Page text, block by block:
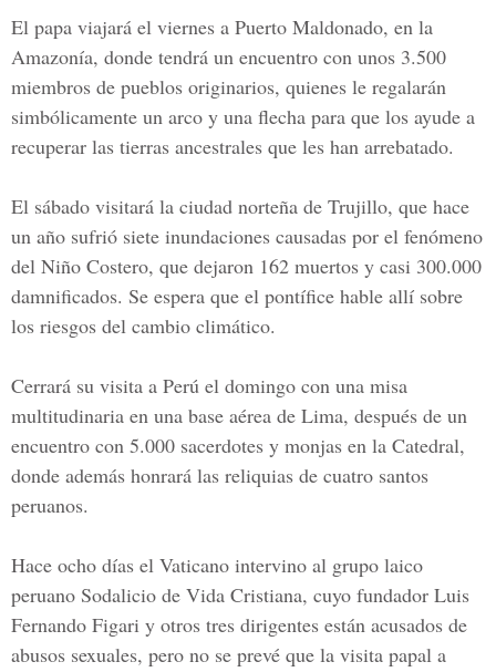
El papa viajará el viernes a Puerto Maldonado, en la
Amazonía, donde tendrá un encuentro con unos 3.500
miembros de pueblos originarios, quienes le regalarán
simbólicamente un arco y una flecha para que los ayude a
recuperar las tierras ancestrales que les han arrebatado.
El sábado visitará la ciudad norteña de Trujillo, que hace
un año sufrió siete inundaciones causadas por el fenómeno
del Niño Costero, que dejaron 162 muertos y casi 300.000
damnificados. Se espera que el pontífice hable allí sobre
los riesgos del cambio climático.
Cerrará su visita a Perú el domingo con una misa
multitudinaria en una base aérea de Lima, después de un
encuentro con 5.000 sacerdotes y monjas en la Catedral,
donde además honrará las reliquias de cuatro santos
peruanos.
Hace ocho días el Vaticano intervino al grupo laico
peruano Sodalicio de Vida Cristiana, cuyo fundador Luis
Fernando Figari y otros tres dirigentes están acusados de
abusos sexuales, pero no se prevé que la visita papal a